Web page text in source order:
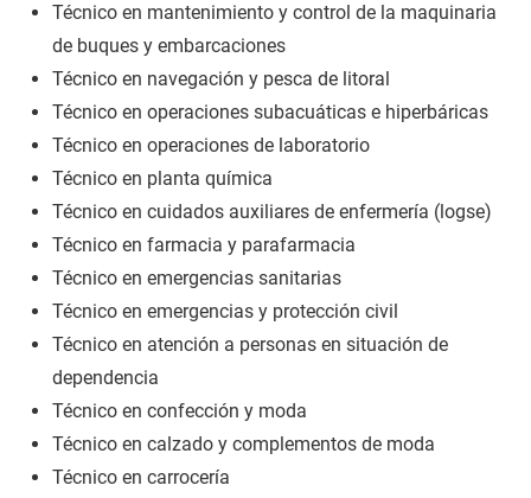
Técnico en mantenimiento y control de la maquinaria
de buques y embarcaciones
Técnico en navegación y pesca de litoral
Técnico en operaciones subacuáticas e hiperbáricas
Técnico en operaciones de laboratorio
Técnico en planta química
Técnico en cuidados auxiliares de enfermería (logse)
Técnico en farmacia y parafarmacia
Técnico en emergencias sanitarias
Técnico en emergencias y protección civil
Técnico en atención a personas en situación de
dependencia
Técnico en confección y moda
Técnico en calzado y complementos de moda
Técnico en carrocería